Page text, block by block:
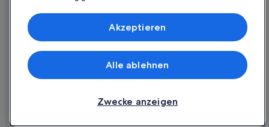
Internationale Reisedokumente
© 2026 Expedia, Inc., ein Unternehmen der Expedia Group. Alle Rechte
vorbehalten. Expedia und das Expedia-Logo sind Handelsmarken oder
Speichern von oder Zugriff auf Informationen auf einem
Endgerät. Personalisierte Werbung und Inhalte, Messung
von Werbeleistung und der Performance von Inhalten,
Liste der Partner (Lieferanten)
Zwecke anzeigen
Alle ablehnen
Akzeptieren